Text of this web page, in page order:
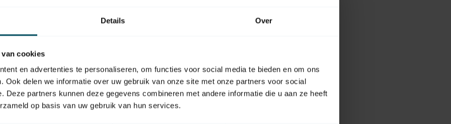
Details Over
cookies
en advertenties te personaliseren, om functies voor social media te bieden en om ons
Ook delen we informatie over uw gebruik van onze site met onze partners voor social
Deze partners kunnen deze gegevens combineren met andere informatie die u aan ze heeft
op basis van uw gebruik van hun services.
tijdklokken inschakelen.
de App de gelegenheid
van de input van sensoren.
overdag de rolluiken